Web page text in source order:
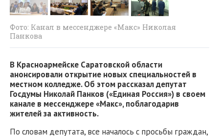
Фото: Канал в мессенджере «Макс» Николая
Панкова
В Красноармейске Саратовской области
анонсировали открытие новых специальностей в
местном колледже. Об этом рассказал депутат
Госдумы Николай Панков («Единая Россия») в своем
канале в мессенджере «Макс», поблагодарив
жителей за активность.
По словам депутата, все началось с просьбы граждан,